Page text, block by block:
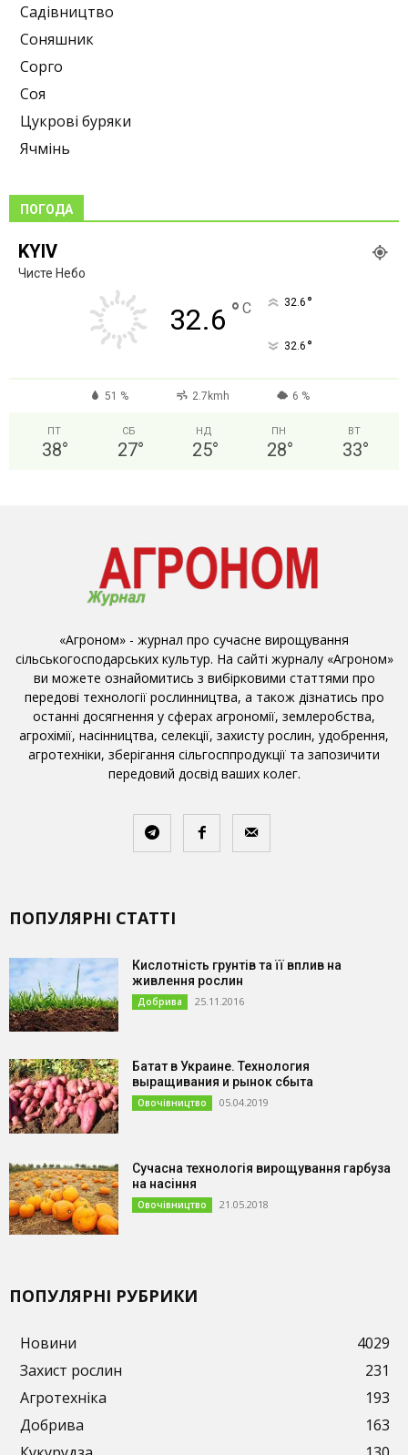
Садівництво
Соняшник
Сорго
Соя
Цукрові буряки
Ячмінь
ПОГОДА
KYIV
Чисте Небо
32.6 ° C 32.6 °
32.6 °
51 % 2.7kmh 6 %
ПТ
38°
СБ
27°
НД
25°
ПН
28°
ВТ
33°
«Агроном» - журнал про сучасне вирощування
сільськогосподарських культур. На сайті журналу «Агроном»
ви можете ознайомитись з вибірковими статтями про
передові технології рослинництва, а також дізнатись про
останні досягнення у сферах агрономії, землеробства,
агрохімії, насінництва, селекції, захисту рослин, удобрення,
агротехніки, зберігання сільгосппродукції та запозичити
передовий досвід ваших колег.
ПОПУЛЯРНІ СТАТТІ
Кислотність грунтів та її вплив на
живлення рослин
Добрива 25.11.2016
Батат в Украине. Технология
выращивания и рынок сбыта
Овочівництво 05.04.2019
Сучасна технологія вирощування гарбуза
на насіння
Овочівництво 21.05.2018
ПОПУЛЯРНІ РУБРИКИ
Новини
4029
Захист рослин
231
Агротехніка
193
Добрива
163